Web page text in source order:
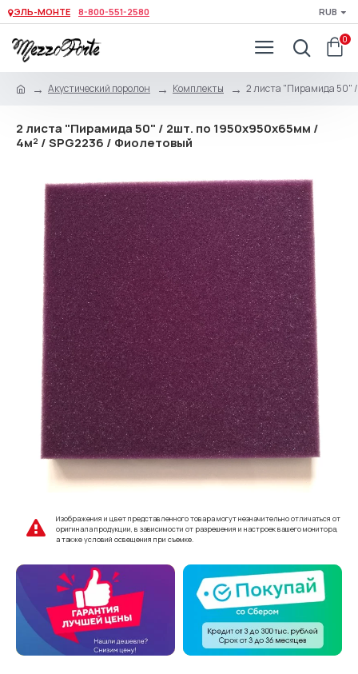
ЭЛЬ-МОНТЕ 8-800-551-2580 RUB
0
Акустический поролон Комплекты 2 листа "Пирамида 50"
2 листа "Пирамида 50" / 2шт. по 1950х950х65мм /
4м² / SPG2236 / Фиолетовый
Изображения и цвет представленного товара могут незначительно отличаться от
оригинала продукции, в зависимости от разрешения и настроек вашего монитора,
а также условий освещения при съемке.